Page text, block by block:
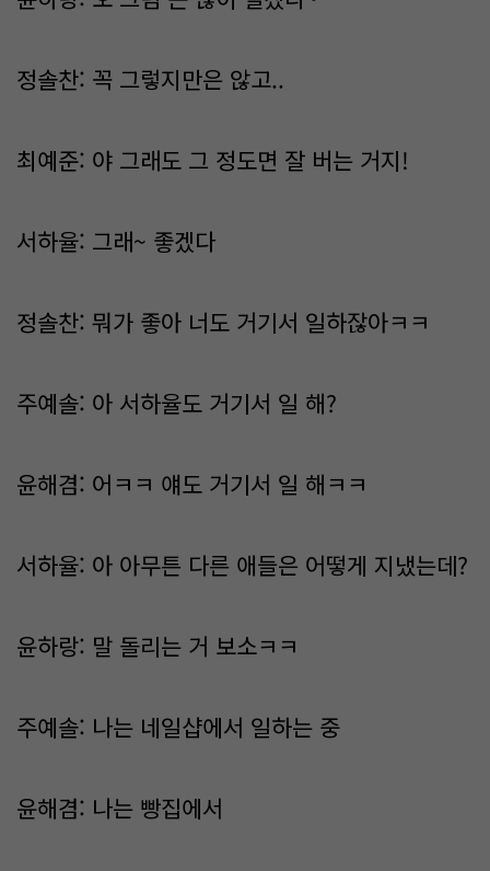
정솔찬: 꼭 그렇지만은 않고..
최예준: 야 그래도 그 정도면 잘 버는 거지!
서하율: 그래~ 좋겠다
정솔찬: 뭐가 좋아 너도 거기서 일하잖아ㅋㅋ
주예솔: 아 서하율도 거기서 일 해?
윤해겸: 어ㅋㅋ 얘도 거기서 일 해ㅋㅋ
서하율: 아 아무튼 다른 애들은 어떻게 지냈는데?
윤하랑: 말 돌리는 거 보소ㅋㅋ
주예솔: 나는 네일샵에서 일하는 중
윤해겸: 나는 빵집에서